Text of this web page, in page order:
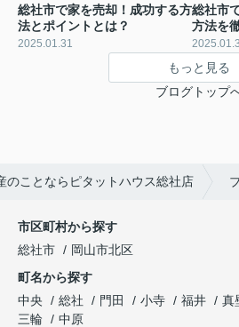
総社市で家を売却！成功する方
法とポイントとは？
2025.01.31
総社市
方法を
もっと見る
ブログトップ
のことならピタットハウス総社店
市区町村から探す
総社市
岡山市北区
町名から探す
中央
総社 門田 小寺 福井 真
三輪
中原